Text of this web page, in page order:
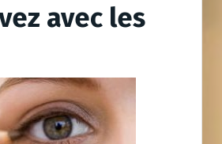
avec les